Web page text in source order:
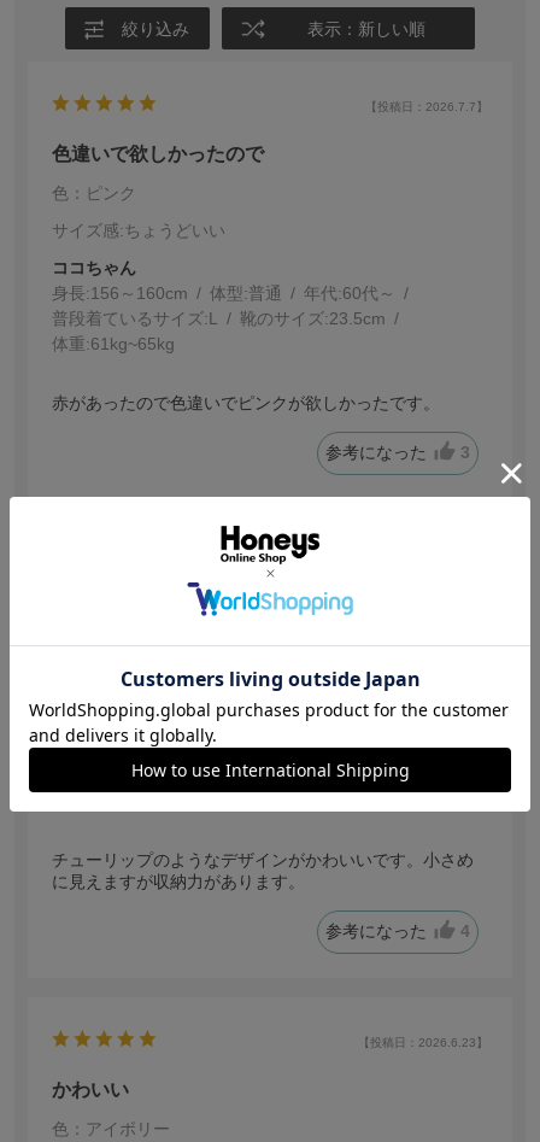
絞り込み 表示：新しい順
【投稿日：2026.7.7】
色違いで欲しかったので
色：ピンク
サイズ感:ちょうどいい
ココちゃん
身長:156～160cm 体型:普通 年代:60代～
普段着ているサイズ:L 靴のサイズ:23.5cm
体重:61kg~65kg
赤があったので色違いでピンクが欲しかったです。
参考になった 3
色：ピンク
:ちょうどいい
no name
身長:156～160cm 体型:ぽっちゃり
40代前半 普段着ているサイズ:L
チューリップのようなデザインがかわいいです。小さめ
に見えますが収納力があります。
参考になった 4
【投稿日：2026.6.23】
かわいい
色：アイボリー